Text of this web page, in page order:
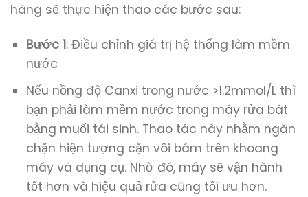
hàng sẽ thực hiện thao các bước sau:
Bước 1: Điều chỉnh giá trị hệ thống làm mềm
nước
Nếu nồng độ Canxi trong nước >1.2mmol/L thì
bạn phải làm mềm nước trong máy rửa bát
bằng muối tái sinh. Thao tác này nhằm ngăn
chặn hiện tượng cặn vôi bám trên khoang
máy và dụng cụ. Nhờ đó, máy sẽ vận hành
tốt hơn và hiệu quả rửa cũng tối ưu hơn.